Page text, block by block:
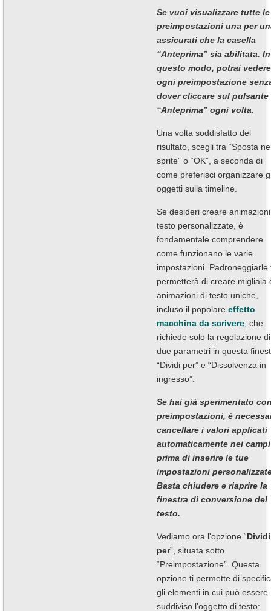
Se vuoi visualizzare tutte le
preimpostazioni una per
assicurati che la casella
“Anteprima” sia abilitata. In
questo modo, potrai vedere
ogni preimpostazione
dover cliccare sul pulsante
“Anteprima” ogni volta.
Una volta soddisfatto del
risultato, scegli tra “Sposta
sprite” o “OK”, a seconda di
come preferisci organizzare
oggetti sulla timeline.
Se desideri creare
testo personalizzate, è
fondamentale comprendere
come funzionano le varie
impostazioni. Padroneggiarle
permetterà di creare migliaia
animazioni di testo uniche,
incluso il popolare effetto
macchina da scrivere, che
richiede solo la regolazione di
due parametri in questa
“Dividi per” e “Dissolvenza in
ingresso”.
Se hai già sperimentato
preimpostazioni, è
cancellare i valori applicati
automaticamente nei campi
prima di inserire le tue
impostazioni
Basta chiudere e riaprire la
finestra di conversione del
testo.
Vediamo ora l'opzione “Dividi
per”, situata sotto
“Preimpostazione”. Questa
opzione ti permette di
gli elementi in cui può essere
suddiviso l'oggetto di testo: